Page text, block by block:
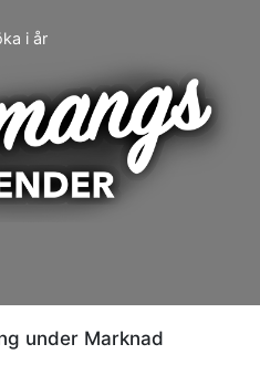
i år
under Marknad